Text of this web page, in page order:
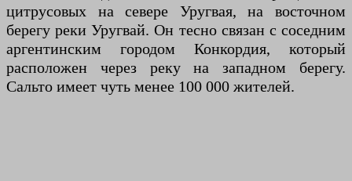
цитрусовых на севере Уругвая, на восточном
берегу реки Уругвай. Он тесно связан с соседним
аргентинским городом Конкордия, который
расположен через реку на западном берегу.
Сальто имеет чуть менее 100 000 жителей.